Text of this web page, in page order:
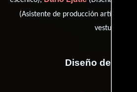
(Asistente de producción artística) y
vestuario)
Diseño de